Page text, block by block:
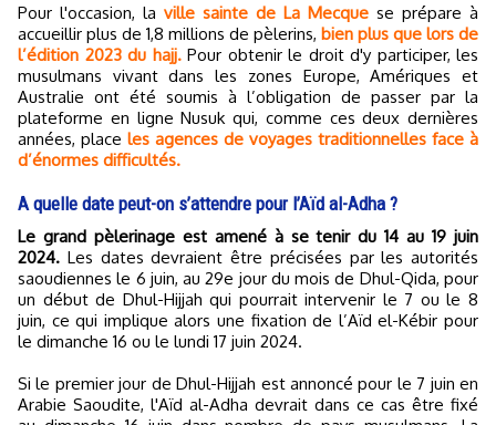
Pour l'occasion, la ville sainte de La Mecque se prépare à
accueillir plus de 1,8 millions de pèlerins, bien plus que lors de
l’édition 2023 du hajj.Pour obtenir le droit d'y participer, les
musulmans vivant dans les zones Europe, Amériques et
Australie ont été soumis à l’obligation de passer par la
plateforme en ligne Nusuk qui, comme ces deux dernières
années, place les agences de voyages traditionnelles face à
d’énormes difficultés.
A quelle date peut-on s’attendre pour l’Aïd al-Adha ?
Le grand pèlerinage est amené à se tenir du 14 au 19 juin
2024. Les dates devraient être précisées par les autorités
saoudiennes le 6 juin, au 29e jour du mois de Dhul-Qida, pour
un début de Dhul-Hijjah qui pourrait intervenir le 7 ou le 8
juin, ce qui implique alors une fixation de l’Aïd el-Kébir pour
le dimanche 16 ou le lundi 17 juin 2024.
Si le premier jour de Dhul-Hijjah est annoncé pour le 7 juin en
Arabie Saoudite, l'Aïd al-Adha devrait dans ce cas être fixé